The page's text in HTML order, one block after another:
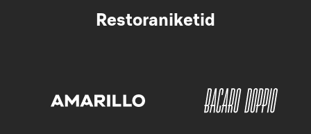
Restoraniketid